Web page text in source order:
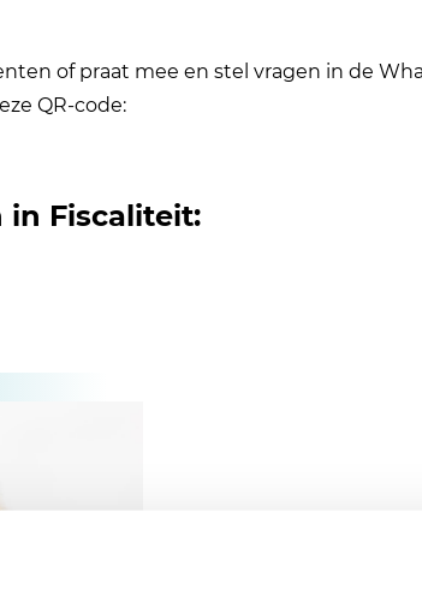
of praat mee en stel vragen in de
QR-code:
in Fiscaliteit: